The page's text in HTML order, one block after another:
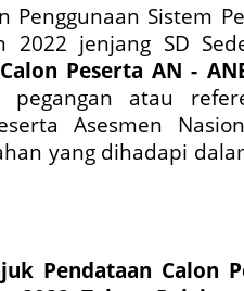
Penggunaan Sistem
2022 jenjang SD
Peserta AN -
pegangan atau
Asesmen
yang dihadapi
Pendataan Calon